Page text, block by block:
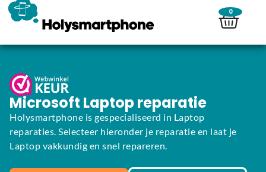
0
Microsoft Laptop reparatie
Holysmartphone is gespecialiseerd in Laptop
reparaties. Selecteer hieronder je reparatie en laat je
Laptop vakkundig en snel repareren.